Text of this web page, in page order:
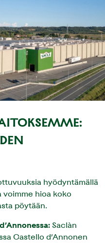
hyödyntämällä
hioa koko
pöytään.
Saclàn
Castello d’Annonen